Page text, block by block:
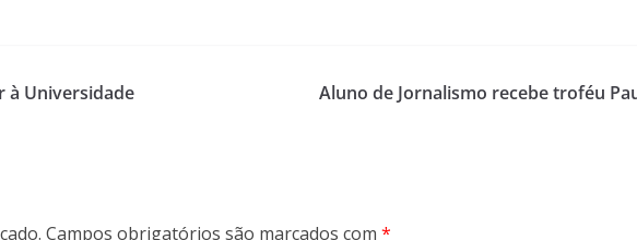
à Universidade Aluno de Jornalismo recebe troféu
Campos obrigatórios são marcados com *